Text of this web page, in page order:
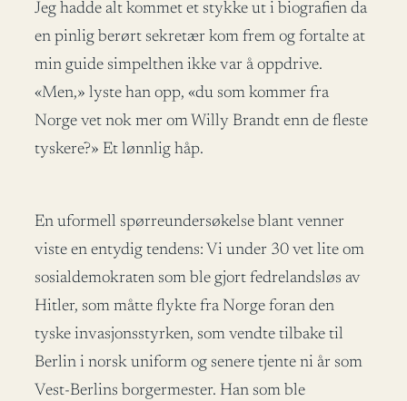
Jeg hadde alt kommet et stykke ut i biografien da
en pinlig berørt sekretær kom frem og fortalte at
min guide simpelthen ikke var å oppdrive.
«Men,» lyste han opp, «du som kommer fra
Norge vet nok mer om Willy Brandt enn de fleste
tyskere?» Et lønnlig håp.
En uformell spørreundersøkelse blant venner
viste en entydig tendens: Vi under 30 vet lite om
sosialdemokraten som ble gjort fedrelandsløs av
Hitler, som måtte flykte fra Norge foran den
tyske invasjonsstyrken, som vendte tilbake til
Berlin i norsk uniform og senere tjente ni år som
Vest-Berlins borgermester. Han som ble